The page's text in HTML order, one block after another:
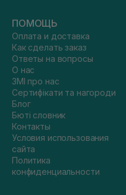
ПОМОЩЬ
Оплата и доставка
Как сделать заказ
Ответы на вопросы
О нас
ЗМІ про нас
Сертифікати та нагороди
Блог
Бюті словник
Контакты
Условия использования
сайта
Политика
конфиденциальности